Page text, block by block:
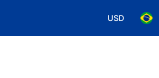
USD
Escolha